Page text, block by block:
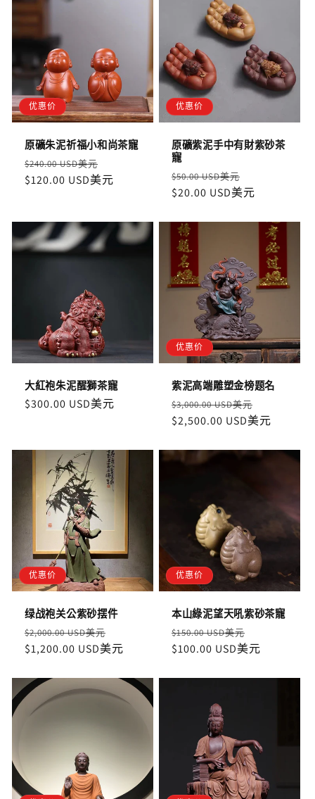
优惠价
原礦朱泥祈福小和尚茶寵
定
價
$240.00 USD美元
價
$120.00 USD美元
优惠价
原礦紫泥手中有財紫砂茶
寵
定
價
$50.00 USD美元
價
$20.00 USD美元
大紅袍朱泥醒獅茶寵
定
$300.00 USD美元
优惠价
紫泥高端雕塑金榜题名
定
價
$3,000.00 USD美元
價
$2,500.00 USD美元
优惠价
绿战袍关公紫砂摆件
定
價
$2,000.00 USD美元
價
$1,200.00 USD美元
优惠价
本山綠泥望天吼紫砂茶寵
定
價
$150.00 USD美元
價
$100.00 USD美元